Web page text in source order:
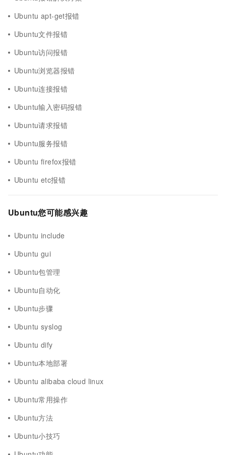
Ubuntu apt-get报错
Ubuntu文件报错
Ubuntu访问报错
Ubuntu浏览器报错
Ubuntu连接报错
Ubuntu输入密码报错
Ubuntu请求报错
Ubuntu服务报错
Ubuntu firefox报错
Ubuntu etc报错
Ubuntu您可能感兴趣
Ubuntu include
Ubuntu gui
Ubuntu包管理
Ubuntu自动化
Ubuntu步骤
Ubuntu syslog
Ubuntu dify
Ubuntu本地部署
Ubuntu alibaba cloud linux
Ubuntu常用操作
Ubuntu方法
Ubuntu小技巧